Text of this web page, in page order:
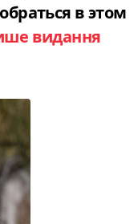
в этом
видання